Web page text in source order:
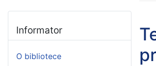
Informator
O bibliotece